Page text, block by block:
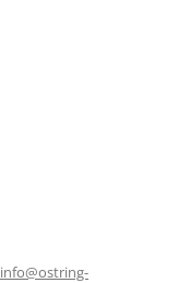
info@ostring-